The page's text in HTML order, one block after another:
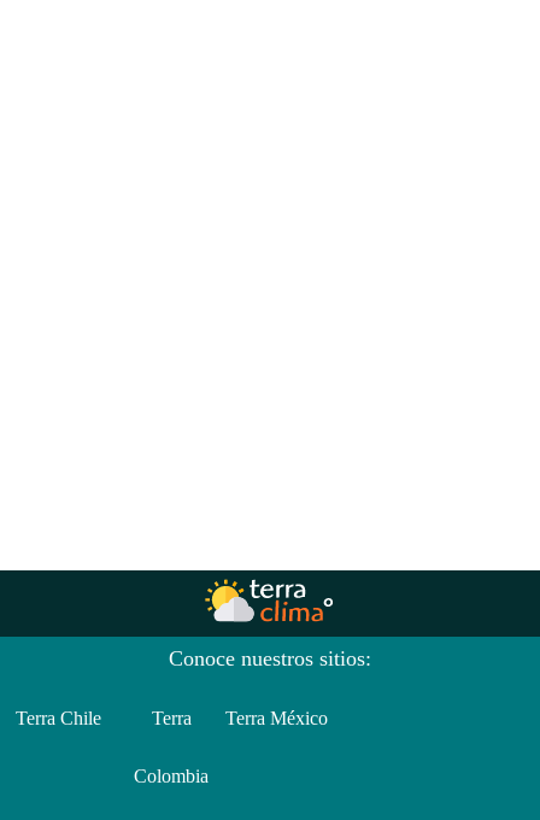
Conoce nuestros sitios:
Terra Chile Terra
Colombia
Terra México